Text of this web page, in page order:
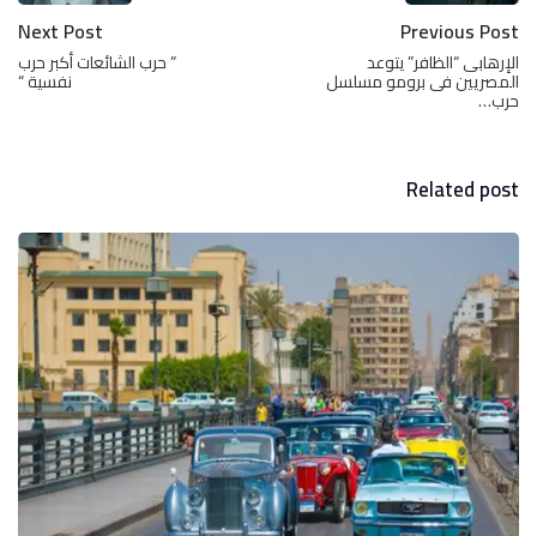
Previous Post
الإرهابى “الظافر” يتوعد
المصريين فى برومو مسلسل
حرب…
Next Post
” حرب الشائعات أكبر حرب
نفسية “
Related post